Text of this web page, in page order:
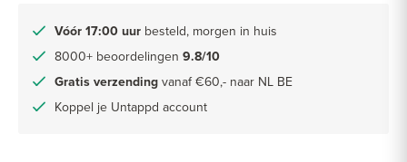
Vóór 17:00 uur besteld, morgen in huis
8000+ beoordelingen 9.8/10
Gratis verzending vanaf €60,- naar NL BE
Koppel je Untappd account